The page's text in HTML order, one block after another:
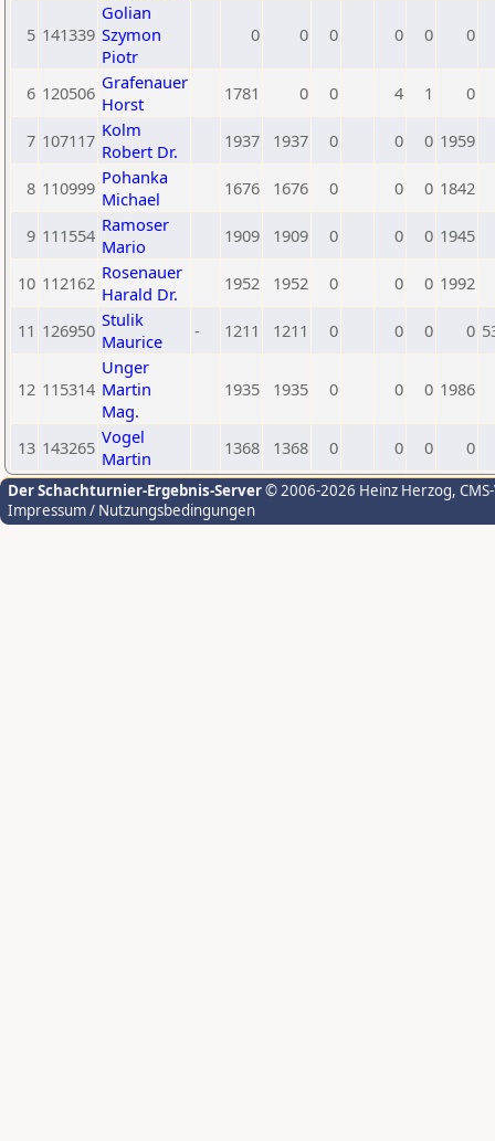
5 141339
Golian
Szymon
Piotr
0 0 0 0 0 0
6 120506 Grafenauer
Horst
1781 0 0 4 1 0
7 107117 Kolm
Robert Dr.
1937 1937 0 0 0 1959
8 110999 Pohanka
Michael
1676 1676 0 0 0 1842
9 111554 Ramoser
Mario
1909 1909 0 0 0 1945
10 112162 Rosenauer
Harald Dr.
1952 1952 0 0 0 1992
11 126950 Stulik
Maurice
- 1211 1211 0 0 0 0
12 115314
Unger
Martin
Mag.
1935 1935 0 0 0 1986
13 143265 Vogel
Martin
1368 1368 0 0 0 0
Der Schachturnier-Ergebnis-Server© 2006-2026 Heinz Herzog,
Impressum / Nutzungsbedingungen